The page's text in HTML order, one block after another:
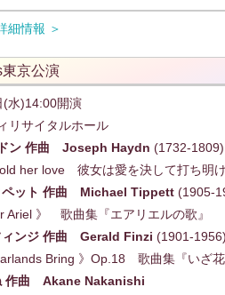
細情報 ＞
京公演
水)14:00開演
リサイタルホール
ン 作曲 Joseph Haydn (1732-1809)
彼女は愛を決して打ち明け
ペット 作曲 Michael Tippett (1905-
歌曲集『エアリエルの歌』
ィンジ 作曲 Gerald Finzi (1901-
》Op.18 歌曲集『いざ花
作曲 Akane Nakanishi